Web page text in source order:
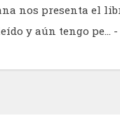
nos presenta el
y aún tengo pe…